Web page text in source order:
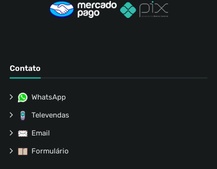
Contato
WhatsApp
Televendas
Email
Formulário